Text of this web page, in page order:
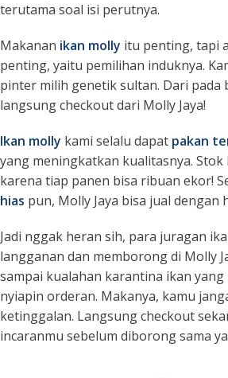
terutama soal isi perutnya.
Makanan ikan molly itu penting, tapi
penting, yaitu pemilihan induknya.
pinter milih genetik sultan. Dari pada
langsung checkout dari Molly Jaya!
Ikan molly kami selalu dapat pakan
yang meningkatkan kualitasnya.
karena tiap panen bisa ribuan ekor!
hias pun, Molly Jaya bisa jual dengan
Jadi nggak heran sih, para juragan
langganan dan memborong di Molly
sampai kualahan karantina ikan yang
nyiapin orderan. Makanya, kamu
ketinggalan. Langsung checkout
incaranmu sebelum diborong sama